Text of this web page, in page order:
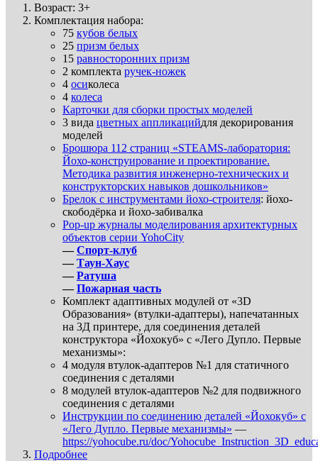
Возраст: 3+
Комплектация набора:
75 кубов белых
25 призм белых
15 равносторонних призм
2 комплекта ручек-ножек
4 осиколеса
4 колеса
Карточки для сборки простых моделей
3 вида цветных аппликацийдля декорирования
моделей
Брошюра 112 страниц «STEAMS-лаборатория:
Йохо-конструирование и проектирование.
Методика развития инженерно-технических и
конструкторских навыков дошкольников»
Брелок с инструментами йохо-строителя: йохо-
скободёрка и йохо-забивалка
Pop-up журналы моделирования архитектурных
объектов серии YohoCity
—Спорт-клуб
—Таун-Хаус
—Ратуша
—Пожарная часть
Комплект адаптивных модулей от «3D
Образования» (втулки-адаптеры), напечатанных
на 3Д принтере, для соединения деталей
конструктора «Йохокуб» с «Лего Дупло. Первые
механизмы»:
4 модуля втулок-адаптеров №1 для статичного
соединения с деталями
8 модулей втулок-адаптеров №2 для подвижного
соединения с деталями
Инструкции по соединению деталей «Йохокуб» с
«Лего Дупло. Первые механизмы» —
https://yohocube.ru/doc/
Подробнее